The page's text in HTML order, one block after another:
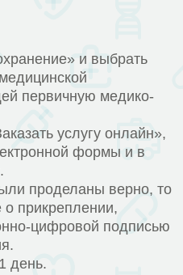
и выбрать
первичную медико-
услугу онлайн»,
формы и в
проделаны верно, то
прикреплении,
цифровой подписью
день.